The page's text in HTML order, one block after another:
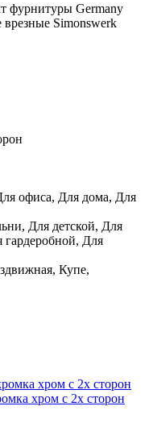
фурнитуры Germany
Simonswerk
офиса, Для дома, Для
Для детской, Для
гардеробной, Для
Купе,
хром с 2х сторон
хром с 2х сторон